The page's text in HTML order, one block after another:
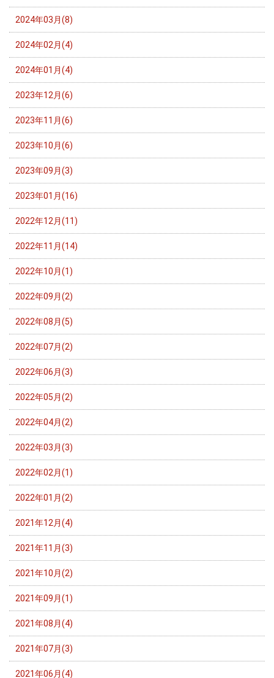
2024年03月(8)
2024年02月(4)
2024年01月(4)
2023年12月(6)
2023年11月(6)
2023年10月(6)
2023年09月(3)
2023年01月(16)
2022年12月(11)
2022年11月(14)
2022年10月(1)
2022年09月(2)
2022年08月(5)
2022年07月(2)
2022年06月(3)
2022年05月(2)
2022年04月(2)
2022年03月(3)
2022年02月(1)
2022年01月(2)
2021年12月(4)
2021年11月(3)
2021年10月(2)
2021年09月(1)
2021年08月(4)
2021年07月(3)
2021年06月(4)